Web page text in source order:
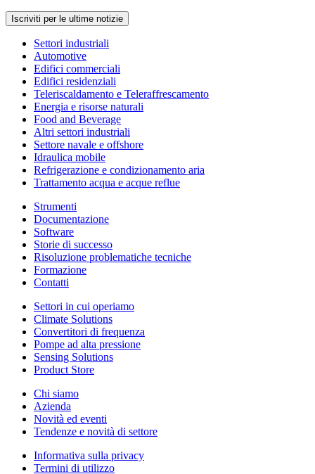
Iscriviti per le ultime notizie
Settori industriali
Automotive
Edifici commerciali
Edifici residenziali
Teleriscaldamento e Teleraffrescamento
Energia e risorse naturali
Food and Beverage
Altri settori industriali
Settore navale e offshore
Idraulica mobile
Refrigerazione e condizionamento aria
Trattamento acqua e acque reflue
Strumenti
Documentazione
Software
Storie di successo
Risoluzione problematiche tecniche
Formazione
Contatti
Settori in cui operiamo
Climate Solutions
Convertitori di frequenza
Pompe ad alta pressione
Sensing Solutions
Product Store
Chi siamo
Azienda
Novità ed eventi
Tendenze e novità di settore
Informativa sulla privacy
Termini di utilizzo